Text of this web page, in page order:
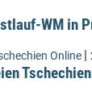
WM in
Online |